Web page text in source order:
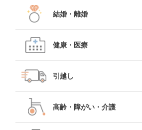
結婚・離婚
健康・医療
引越し
高齢・障がい・介護